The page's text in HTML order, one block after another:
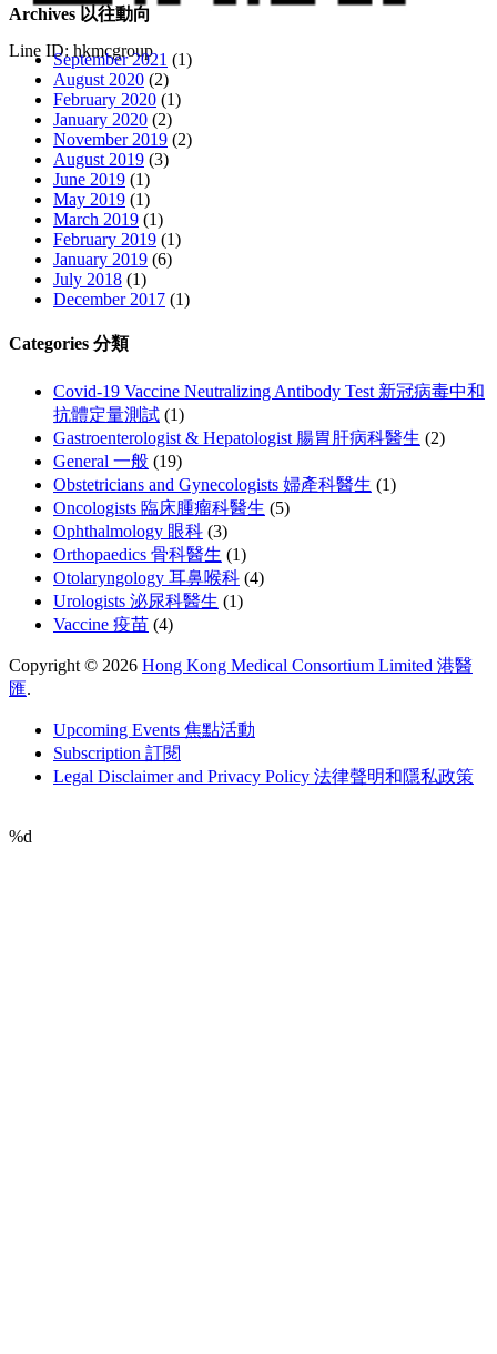
Line ID: hkmcgroup
Archives 以往動向
September 2021 (1)
August 2020 (2)
February 2020 (1)
January 2020 (2)
November 2019 (2)
August 2019 (3)
June 2019 (1)
May 2019 (1)
March 2019 (1)
February 2019 (1)
January 2019 (6)
July 2018 (1)
December 2017 (1)
Categories 分類
Covid-19 Vaccine Neutralizing Antibody Test 新冠病毒中和
抗體定量測試 (1)
Gastroenterologist & Hepatologist 腸胃肝病科醫生 (2)
General 一般 (19)
Obstetricians and Gynecologists 婦產科醫生 (1)
Oncologists 臨床腫瘤科醫生 (5)
Ophthalmology 眼科 (3)
Orthopaedics 骨科醫生 (1)
Otolaryngology 耳鼻喉科 (4)
Urologists 泌尿科醫生 (1)
Vaccine 疫苗 (4)
Copyright © 2026 Hong Kong Medical Consortium Limited 港醫
匯.
Upcoming Events 焦點活動
Subscription 訂閱
Legal Disclaimer and Privacy Policy 法律聲明和隱私政策
%d